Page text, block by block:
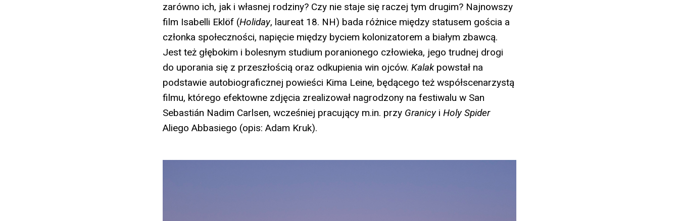
zarówno ich, jak i własnej rodziny? Czy nie staje się raczej tym drugim? Najnowszy
film Isabelli Eklöf (Holiday, laureat 18. NH) bada różnice między statusem gościa a
członka społeczności, napięcie między byciem kolonizatorem a białym zbawcą.
Jest też głębokim i bolesnym studium poranionego człowieka, jego trudnej drogi
do uporania się z przeszłością oraz odkupienia win ojców. Kalak powstał na
podstawie autobiograficznej powieści Kima Leine, będącego też współscenarzystą
filmu, którego efektowne zdjęcia zrealizował nagrodzony na festiwalu w San
Sebastián Nadim Carlsen, wcześniej pracujący m.in. przy Granicyi Holy Spider
Aliego Abbasiego (opis: Adam Kruk).